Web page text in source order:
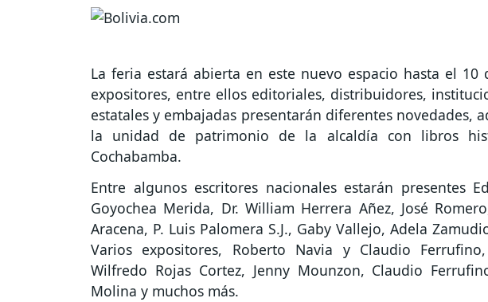
La feria estará abierta en este nuevo espacio hasta el
expositores, entre ellos editoriales, distribuidores,
estatales y embajadas presentarán diferentes novedades,
la unidad de patrimonio de la alcaldía con libros
Cochabamba.
Entre algunos escritores nacionales estarán presentes
Goyochea Merida, Dr. William Herrera Añez, José
Aracena, P. Luis Palomera S.J., Gaby Vallejo, Adela
Varios expositores, Roberto Navia y Claudio
Wilfredo Rojas Cortez, Jenny Mounzon, Claudio
Molina y muchos más.